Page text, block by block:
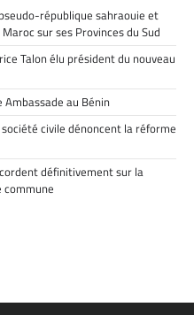
république sahraouie et
sur ses Provinces du Sud
Talon élu président du nouveau
Ambassade au Bénin
civile dénoncent la réforme
définitivement sur la